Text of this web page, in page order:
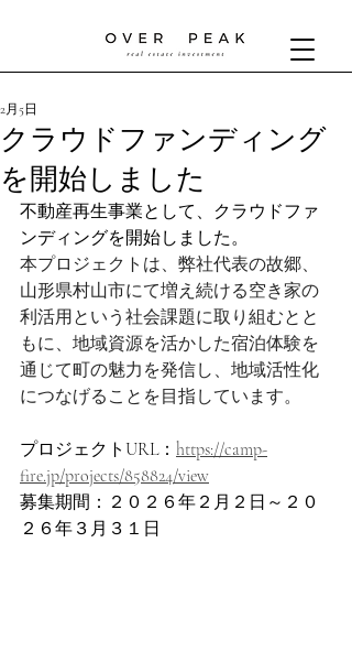
クラウドファンディング
を開始しました
2月5日
不動産再生事業として、クラウドファ
ンディングを開始しました。
本プロジェクトは、弊社代表の故郷、
山形県村山市にて増え続ける空き家の
利活用という社会課題に取り組むとと
もに、地域資源を活かした宿泊体験を
通じて町の魅力を発信し、地域活性化
につなげることを目指しています。
プロジェクトURL： https://camp-
fire.jp/projects/858824/view
募集期間：２０２６年２月２日～２０
２６年３月３１日